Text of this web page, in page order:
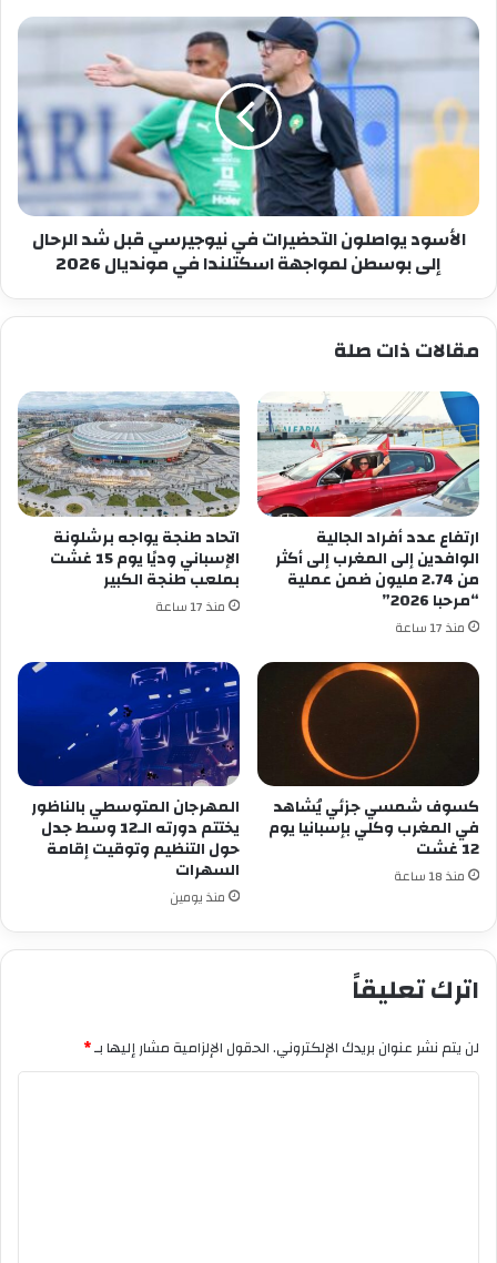
الأسود
يواصلون
التحضيرات
في
نيوجيرسي
قبل
إلى
بوسطن
لمواجهة
اسكتلندا
في
2026
الأسود يواصلون التحضيرات في نيوجيرسي قبل شد الرحال
إلى بوسطن لمواجهة اسكتلندا في مونديال 2026
مقالات ذات صلة
ارتفاع عدد أفراد الجالية
الوافدين إلى المغرب إلى أكثر
من 2.74 مليون ضمن عملية
“مرحبا 2026”
منذ 17 ساعة
اتحاد طنجة يواجه برشلونة
الإسباني وديًا يوم 15 غشت
بملعب طنجة الكبير
منذ 17 ساعة
كسوف شمسي جزئي يُشاهد
في المغرب وكلي بإسبانيا يوم
12 غشت
منذ 18 ساعة
المهرجان المتوسطي بالناظور
يختتم دورته الـ12 وسط جدل
حول التنظيم وتوقيت إقامة
السهرات
منذ يومين
اترك تعليقاً
لن يتم نشر عنوان بريدك الإلكتروني.الحقول الإلزامية مشار إليها بـ*